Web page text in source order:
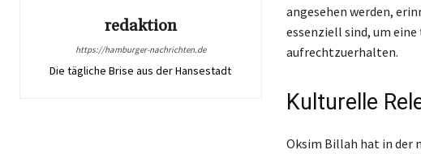
redaktion
https://hamburger-nachrichten.de
Die tägliche Brise aus der Hansestadt
angesehen werden,
essenziell sind, um
aufrechtzuerhalten.
Kulturelle
Oksim Billah hat in der